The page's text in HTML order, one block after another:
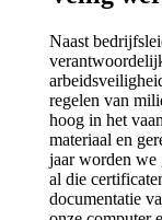
Naast
regelen van
hoog in het
materiaal en
jaar worden we
al die
documentatie